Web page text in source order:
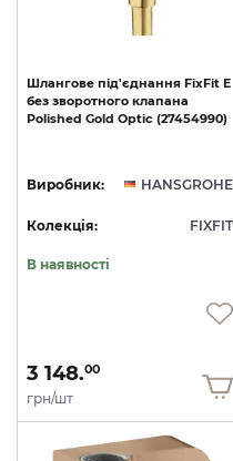
Шлангове під'єднання FixFit E
без зворотного клапана
Polished Gold Optic (27454990)
Виробник: HANSGROHE
Колекція: FIXFIT
В наявності
3 148.00
грн/шт